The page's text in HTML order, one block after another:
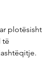
plotësisht
të